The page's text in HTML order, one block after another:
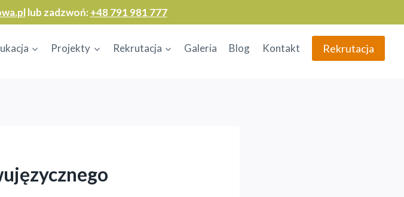
lub zadzwoń: +48 791 981 777
Projekty Rekrutacja Galeria Blog Kontakt Rekrutacja